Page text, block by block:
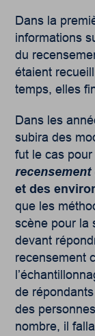
Dans la
informations
du
étaient
temps, elles
Dans les
subira des
fut le cas
recensement
et des
que les
scène pour la
devant
recensement
de
des
nombre, il